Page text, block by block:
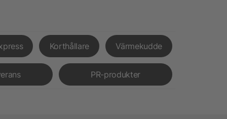
Korthållare Värmekudde
PR-produkter